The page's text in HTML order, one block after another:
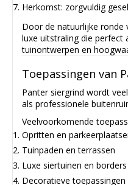
Herkomst: zorgvuldig
Door de natuurlijke
luxe uitstraling die perfect
tuinontwerpen en
Toepassingen van
Panter siergrind wordt
als professionele
Veelvoorkomende
Opritten en
Tuinpaden en terrassen
Luxe siertuinen en borders
Decoratieve